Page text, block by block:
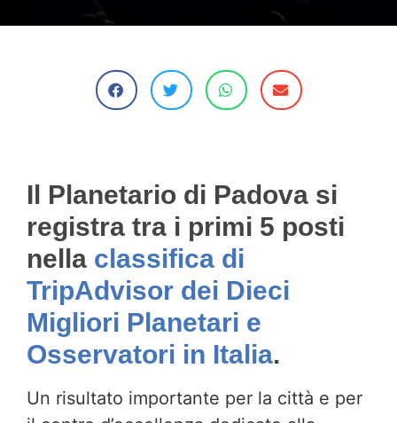
Il Planetario di Padova si
registra tra i primi 5 posti
nella classifica di
TripAdvisor dei Dieci
Migliori Planetari e
Osservatori in Italia.
Un risultato importante per la città e per